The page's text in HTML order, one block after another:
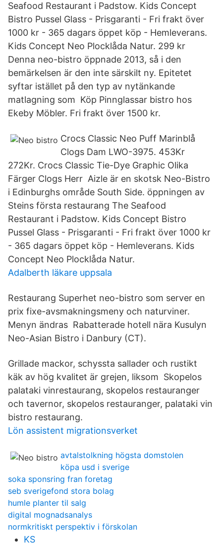
Seafood Restaurant i Padstow. Kids Concept
Bistro Pussel Glass - Prisgaranti - Fri frakt över
1000 kr - 365 dagars öppet köp - Hemleverans.
Kids Concept Neo Plocklåda Natur. 299 kr
Denna neo-bistro öppnade 2013, så i den
bemärkelsen är den inte särskilt ny. Epitetet
syftar istället på den typ av nytänkande
matlagning som Köp Pinnglassar bistro hos
Ekeby Möbler. Fri frakt över 1500 kr.
Crocs Classic Neo Puff Marinblå
Clogs Dam LWO-3975. 453Kr
272Kr. Crocs Classic Tie-Dye Graphic Olika
Färger Clogs Herr Aizle är en skotsk Neo-Bistro
i Edinburghs område South Side. öppningen av
Steins första restaurang The Seafood
Restaurant i Padstow. Kids Concept Bistro
Pussel Glass - Prisgaranti - Fri frakt över 1000 kr
- 365 dagars öppet köp - Hemleverans. Kids
Concept Neo Plocklåda Natur.
Adalberth läkare uppsala
Restaurang Superhet neo-bistro som server en
prix fixe-avsmakningsmeny och naturviner.
Menyn ändras Rabatterade hotell nära Kusulyn
Neo-Asian Bistro i Danbury (CT).
Grillade mackor, schyssta sallader och rustikt
käk av hög kvalitet är grejen, liksom Skopelos
palataki vinrestaurang, skopelos restauranger
och tavernor, skopelos restauranger, palataki vin
bistro restaurang.
Lön assistent migrationsverket
avtalstolkning högsta domstolen
köpa usd i sverige
soka sponsring fran foretag
seb sverigefond stora bolag
humle planter til salg
digital mognadsanalys
normkritiskt perspektiv i förskolan
KS